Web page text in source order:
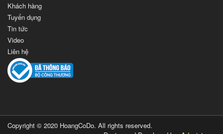
Khách hàng
Tuyển dụng
Tin tức
Video
Liên hệ
Copyright © 2020 HoangCoDo. All rights reserved.